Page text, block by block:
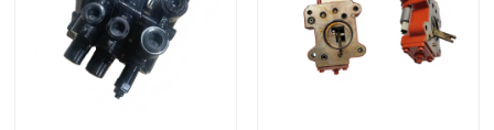
Excursão da fábrica